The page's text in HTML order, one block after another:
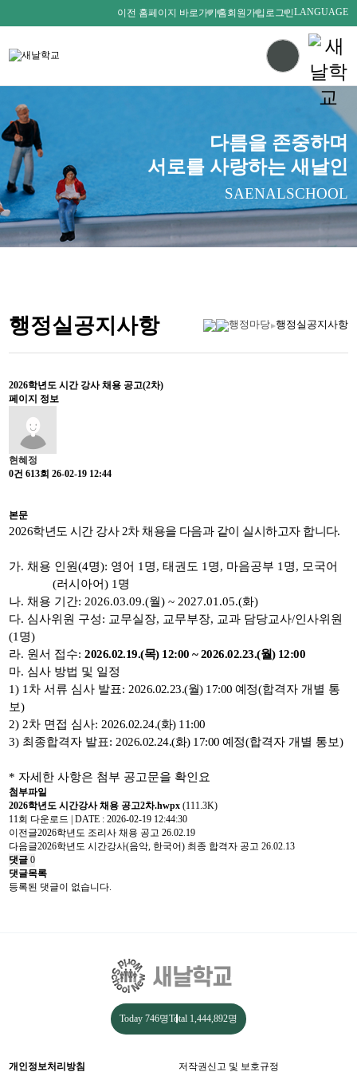
이전 홈페이지 바로가기홈회원가입 로그인LANGUAGE
다름을 존중하며
서로를 사랑하는 새날인
SAENALSCHOOL
행정실공지사항 행정마당 행정실공지사항
2026학년도 시간 강사 채용 공고(2차)
페이지 정보
현혜정
0건 613회 26-02-19 12:44
본문
2026학년도 시간 강사 2차 채용을 다음과 같이 실시하고자 합니다.
가. 채용 인원(4명): 영어 1 명,태권도 1 명, 마음공부 1 명, 모국어
(러시아어) 1 명
나. 채용 기간: 2026.03.09.(월) ~ 2027.01.05.(화)
다. 심사위원 구성: 교무실장, 교무부장, 교과 담당교사/인사위원
(1 명)
라. 원서 접수: 2026.02.19.(목) 12:00 ~ 2026.02.23.(월) 12:00
마. 심사 방법 및 일정
1) 1 차 서류 심사 발표: 2026.02.23.(월) 17:00예정(합격자 개별 통
보)
2) 2차 면접 심사: 2026.02.24.(화) 11:00
3) 최종합격자 발표: 2026.02.24.(화) 17:00예정(합격자 개별 통보)
* 자세한 사항은 첨부 공고문을 확인요
첨부파일
2026학년도 시간강사 채용 공고2차.hwpx (111.3K)
11회 다운로드 | DATE : 2026-02-19 12:44:30
이전글2026학년도 조리사 채용 공고 26.02.19
다음글2026학년도 시간강사(음악, 한국어) 최종 합격자 공고 26.02.13
댓글 0
댓글목록
등록된 댓글이 없습니다.
Today 746명Total 1,444,892명
개인정보처리방침 저작권신고 및 보호규정